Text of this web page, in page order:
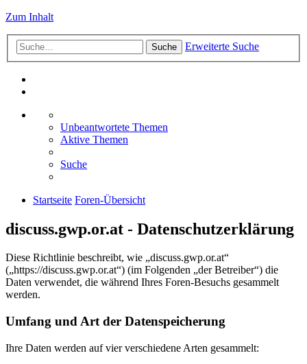
Zum Inhalt
Suche Erweiterte Suche
Unbeantwortete Themen
Aktive Themen
Suche
Startseite Foren-Übersicht
discuss.gwp.or.at - Datenschutzerklärung
Diese Richtlinie beschreibt, wie „discuss.gwp.or.at“
(„https://discuss.gwp.or.at“) (im Folgenden „der Betreiber“) die
Daten verwendet, die während Ihres Foren-Besuchs gesammelt
werden.
Umfang und Art der Datenspeicherung
Ihre Daten werden auf vier verschiedene Arten gesammelt: